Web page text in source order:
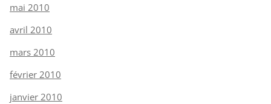
mai 2010
avril 2010
mars 2010
février 2010
janvier 2010